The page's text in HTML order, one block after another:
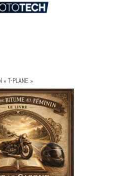
« T-PLANE »